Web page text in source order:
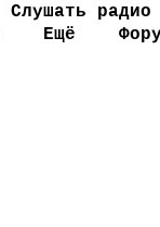
Слушать радио
Ещё